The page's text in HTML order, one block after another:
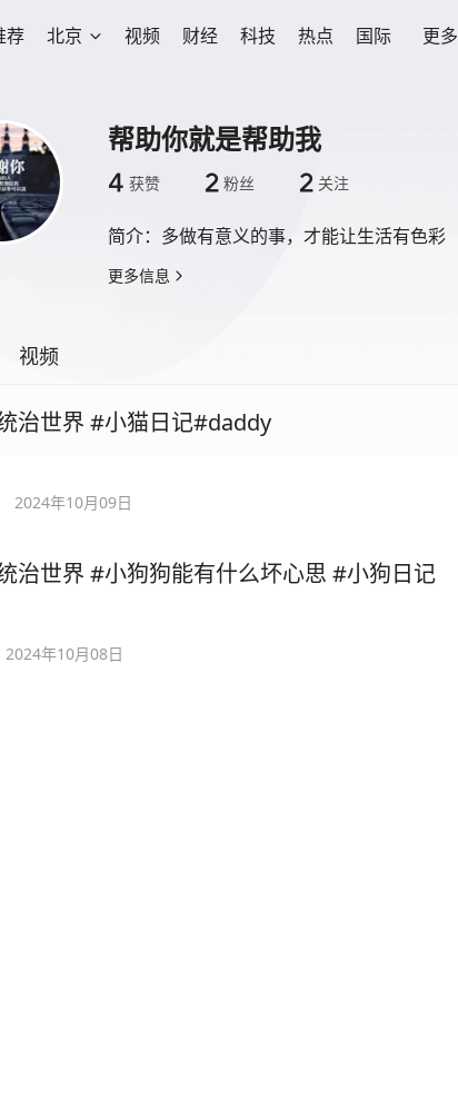
荐 北京 视频 财经 科技 热点 国际 更多
帮助你就是帮助我
4 获赞 2 粉丝 2 关注
简介： 多做有意义的事，才能让生活有色彩
更多信息
视频
治世界 #小猫日记#daddy
2024年10月09日
治世界 #小狗狗能有什么坏心思 #小狗日记
2024年10月08日